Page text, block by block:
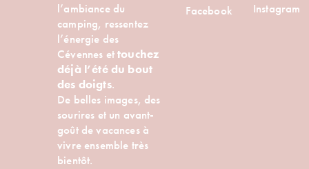
l’ambiance du
camping, ressentez
l’énergie des
Cévennes ettouchez
déjà l’été du bout
des doigts.
De belles images, des
sourires et un avant-
goût de vacances à
vivre ensemble très
bientôt.
Facebook Instagram